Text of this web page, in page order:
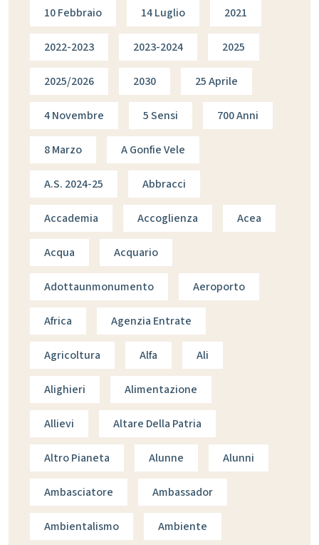
10 Febbraio 14 Luglio 2021
2022-2023 2023-2024 2025
2025/2026 2030 25 Aprile
4 Novembre 5 Sensi 700 Anni
8 Marzo A Gonfie Vele
A.s. 2024-25 Abbracci
Accademia Accoglienza Acea
Acqua Acquario
Adottaunmonumento Aeroporto
Africa Agenzia Entrate
Agricoltura Alfa Ali
Alighieri Alimentazione
Allievi Altare Della Patria
Altro Pianeta Alunne Alunni
Ambasciatore Ambassador
Ambientalismo Ambiente